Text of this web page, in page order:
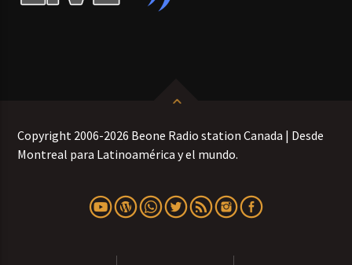
Copyright 2006-2026 Beone Radio station Canada | Desde
Montreal para Latinoamérica y el mundo.